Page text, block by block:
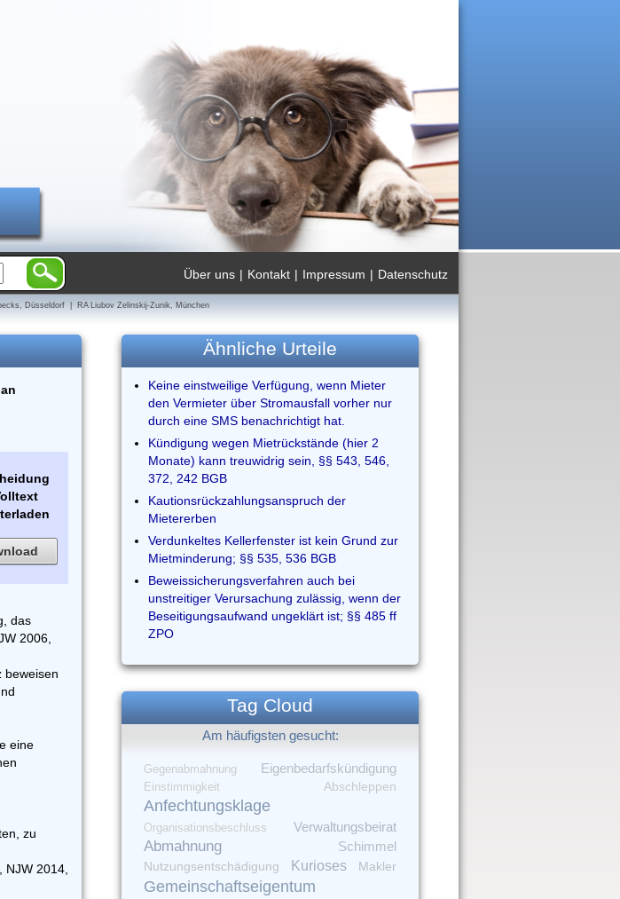
Datenschutz
|
Impressum
|
Kontakt
|
Über uns
Düsseldorf | RA Liubov Zelinskij-Zunik, München
das
2006,
beweisen
eine
zu
2014,
Ähnliche Urteile
Keine einstweilige Verfügung, wenn Mieter
den Vermieter über Stromausfall vorher nur
durch eine SMS benachrichtigt hat.
Kündigung wegen Mietrückstände (hier 2
Monate) kann treuwidrig sein, §§ 543, 546,
372, 242 BGB
Kautionsrückzahlungsanspruch der
Mietererben
Verdunkeltes Kellerfenster ist kein Grund zur
Mietminderung; §§ 535, 536 BGB
Beweissicherungsverfahren auch bei
unstreitiger Verursachung zulässig, wenn der
Beseitigungsaufwand ungeklärt ist; §§ 485 ff
ZPO
Tag Cloud
Am häufigsten gesucht:
Gegenabmahnung Eigenbedarfskündigung
Einstimmigkeit Abschleppen
Anfechtungsklage
Organisationsbeschluss Verwaltungsbeirat
Abmahnung
Schimmel
Nutzungsentschädigung
Kurioses Makler
Gemeinschaftseigentum